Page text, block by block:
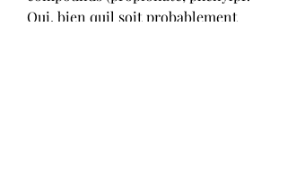
Oui, bien quil soit probablement